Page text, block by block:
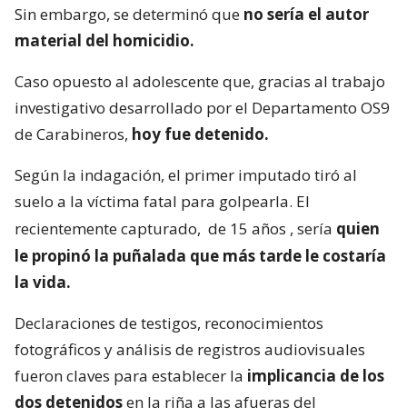
Sin embargo, se determinó que no sería el autor
material del homicidio.
Caso opuesto al adolescente que, gracias al trabajo
investigativo desarrollado por el Departamento OS9
de Carabineros, hoy fue detenido.
Según la indagación, el primer imputado tiró al
suelo a la víctima fatal para golpearla. El
recientemente capturado, de 15 años , sería quien
le propinó la puñalada que más tarde le costaría
la vida.
Declaraciones de testigos, reconocimientos
fotográficos y análisis de registros audiovisuales
fueron claves para establecer la implicancia de los
dos detenidosen la riña a las afueras del